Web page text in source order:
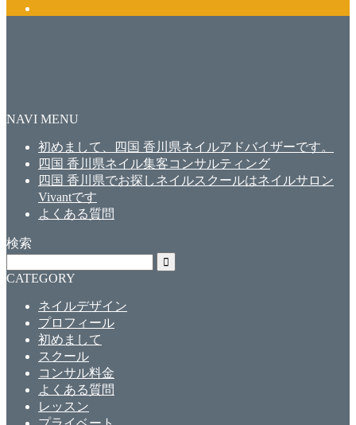
NAVI MENU
初めまして、四国 香川県ネイルアドバイザーです。
四国 香川県ネイル集客コンサルティング
四国 香川県でお探しネイルスクールはネイルサロン
Vivantです
よくある質問
検索
CATEGORY
ネイルデザイン
プロフィール
初めまして
スクール
コンサル料金
よくある質問
レッスン